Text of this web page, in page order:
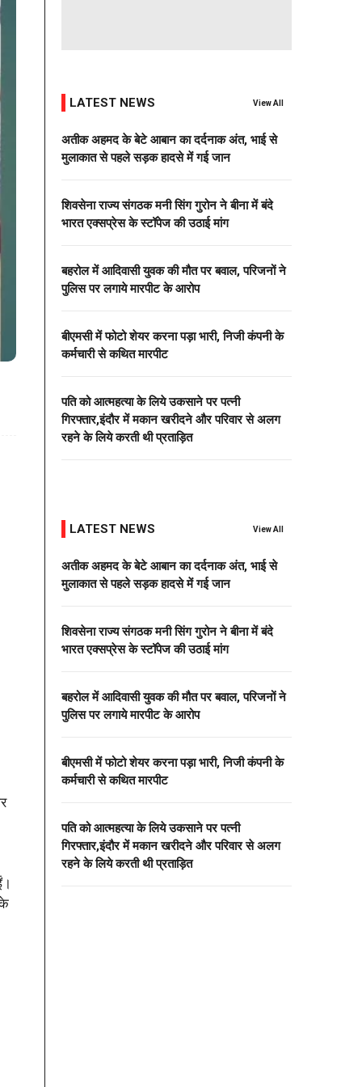
LATEST NEWS View All
अतीक अहमद के बेटे आबान का दर्दनाक अंत, भाई से
मुलाकात से पहले सड़क हादसे में गई जान
शिवसेना राज्य संगठक मनी सिंग गुरोन ने बीना में बंदे
भारत एक्सप्रेस के स्टॉपेज की उठाई मांग
बहरोल में आदिवासी युवक की मौत पर बवाल, परिजनों ने
पुलिस पर लगाये मारपीट के आरोप
बीएमसी में फोटो शेयर करना पड़ा भारी, निजी कंपनी के
कर्मचारी से कथित मारपीट
पति को आत्महत्या के लिये उकसाने पर पत्नी
गिरफ्तार,इंदौर में मकान खरीदने और परिवार से अलग
रहने के लिये करती थी प्रताड़ित
LATEST NEWS View All
अतीक अहमद के बेटे आबान का दर्दनाक अंत, भाई से
मुलाकात से पहले सड़क हादसे में गई जान
शिवसेना राज्य संगठक मनी सिंग गुरोन ने बीना में बंदे
भारत एक्सप्रेस के स्टॉपेज की उठाई मांग
बहरोल में आदिवासी युवक की मौत पर बवाल, परिजनों ने
पुलिस पर लगाये मारपीट के आरोप
बीएमसी में फोटो शेयर करना पड़ा भारी, निजी कंपनी के
कर्मचारी से कथित मारपीट
पति को आत्महत्या के लिये उकसाने पर पत्नी
गिरफ्तार,इंदौर में मकान खरीदने और परिवार से अलग
रहने के लिये करती थी प्रताड़ित